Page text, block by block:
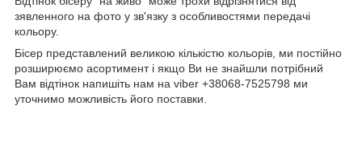
зявленного на фото у зв'язку з особливостями передачі
кольору.
Бісер представлений великою кількістю кольорів, ми постійно
розширюємо асортимент і якщо Ви не знайшли потрібний
Вам відтінок напишіть нам на viber +38068-7525798 ми
уточнимо можливість його поставки.